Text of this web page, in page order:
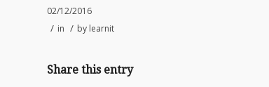
02/12/2016
/ in / by learnit
Share this entry